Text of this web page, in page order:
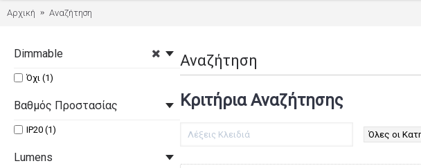
Αρχική Αναζήτηση
Dimmable
Όχι (1)
Βαθμός Προστασίας
IP20 (1)
Lumens
Αναζήτηση
Κριτήρια Αναζήτησης